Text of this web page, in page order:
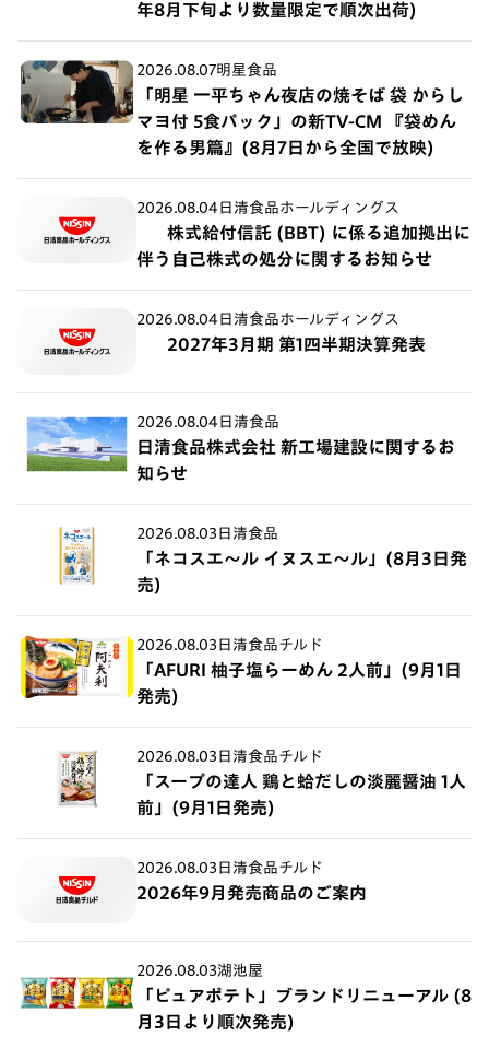
年8月下旬より数量限定で順次出荷)
2026.08.07明星食品
「明星 一平ちゃん夜店の焼そば 袋 からし
マヨ付 5食パック」の新TV-CM 『袋めん
を作る男篇』(8月7日から全国で放映)
2026.08.04 日清食品ホールディングス
株式給付信託 (BBT) に係る追加拠出に
伴う自己株式の処分に関するお知らせ
2026.08.04 日清食品ホールディングス
2027年3月期 第1四半期決算発表
2026.08.04 日清食品
日清食品株式会社 新工場建設に関するお
知らせ
2026.08.03 日清食品
「ネコスエ～ル イヌスエ～ル」(8月3日発
売)
2026.08.03 日清食品チルド
「AFURI 柚子塩らーめん 2人前」(9月1日
発売)
2026.08.03 日清食品チルド
「スープの達人 鶏と蛤だしの淡麗醤油 1人
前」(9月1日発売)
2026.08.03 日清食品チルド
2026年9月発売商品のご案内
2026.08.03湖池屋
「ピュアポテト」ブランドリニューアル (8
月3日より順次発売)